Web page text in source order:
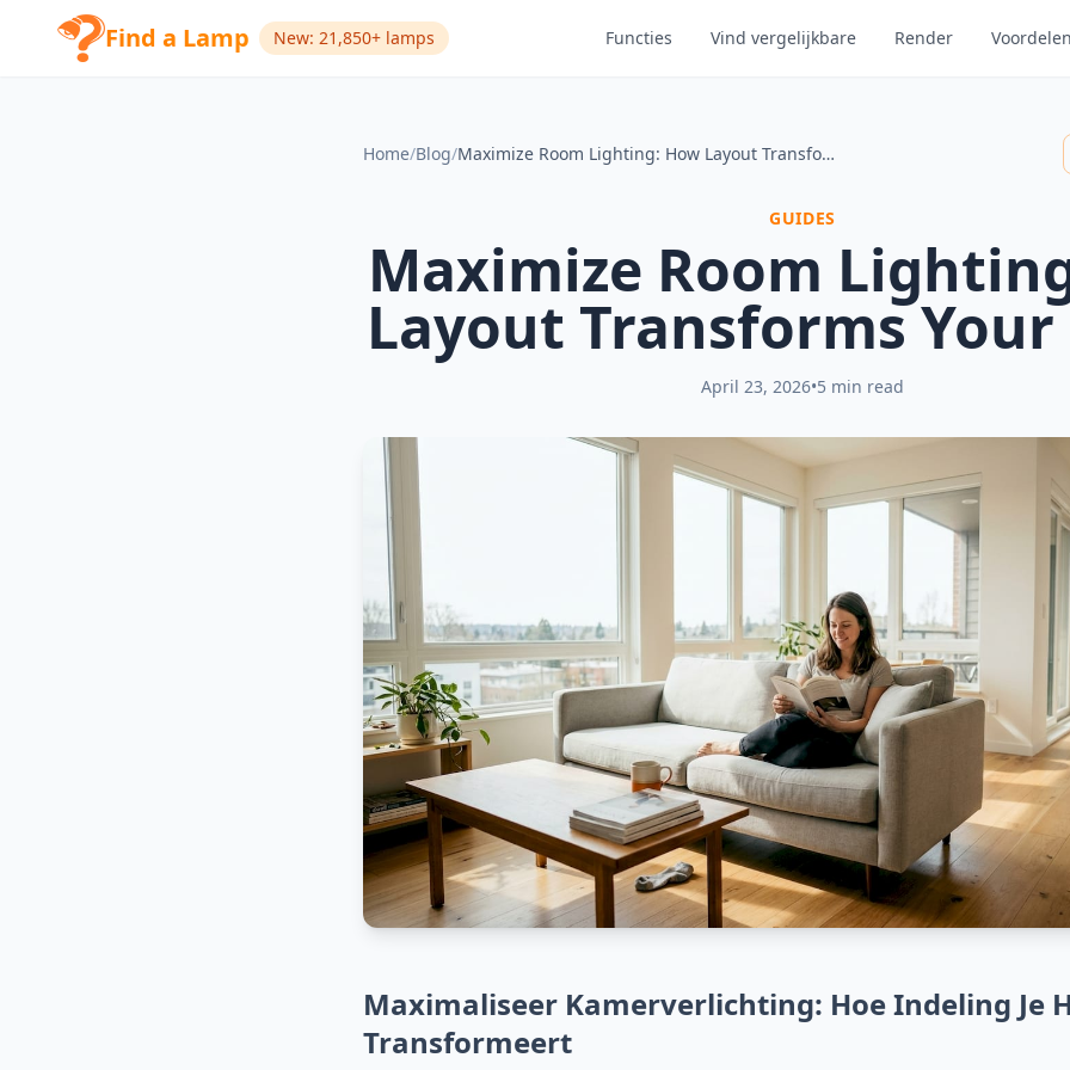
Find a Lamp New: 21,850+ lamps Functies Vind vergelijkbare Render
Home/Blog/ Maximize Room Lighting: How Layout Transforms Your Home
GUIDES
Maximize Room
Layout Transforms
April 23, 2026•5 min read
Maximaliseer Kamerverlichting: Hoe Indeling Je
Transformeert